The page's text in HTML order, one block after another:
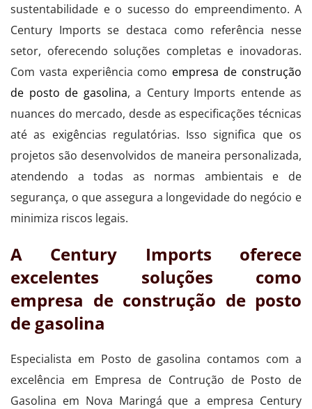
sustentabilidade e o sucesso do empreendimento. A
Century Imports se destaca como referência nesse
setor, oferecendo soluções completas e inovadoras.
Com vasta experiência como empresa de construção
de posto de gasolina, a Century Imports entende as
nuances do mercado, desde as especificações técnicas
até as exigências regulatórias. Isso significa que os
projetos são desenvolvidos de maneira personalizada,
atendendo a todas as normas ambientais e de
segurança, o que assegura a longevidade do negócio e
minimiza riscos legais.
A Century Imports oferece
excelentes soluções como
empresa de construção de posto
de gasolina
Especialista em Posto de gasolina contamos com a
excelência em Empresa de Contrução de Posto de
Gasolina em Nova Maringá que a empresa Century